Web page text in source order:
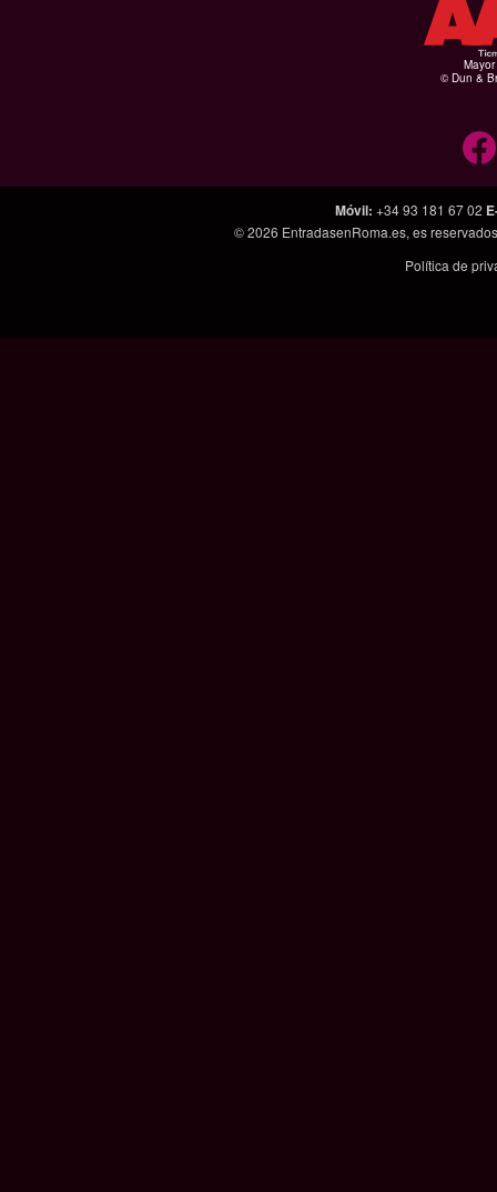
© Dun &
Móvil: +34 93 181 67 02
© 2026 EntradasenRoma.es, es
Política de